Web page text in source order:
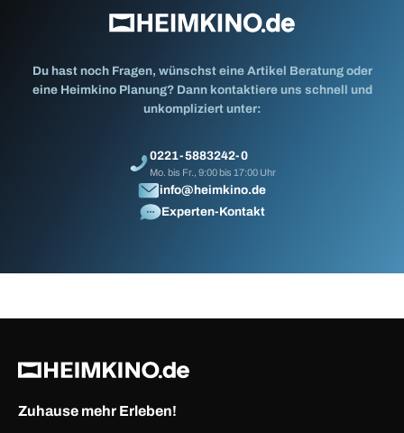
Du hast noch Fragen, wünschst eine Artikel Beratung oder
eine Heimkino Planung? Dann kontaktiere uns schnell und
unkompliziert unter:
0221-5883242-0
Mo. bis Fr., 9:00 bis 17:00 Uhr
info@heimkino.de
Experten-Kontakt
Zuhause mehr Erleben!